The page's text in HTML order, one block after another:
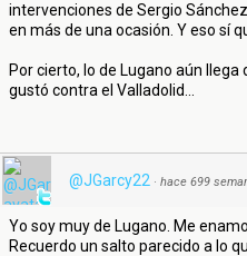
intervenciones de Sergio
en más de una ocasión. Y eso sí
Por cierto, lo de Lugano aún
gustó contra el Valladolid...
@JGarcy22 · hace 699
Yo soy muy de Lugano. Me
Recuerdo un salto parecido a lo